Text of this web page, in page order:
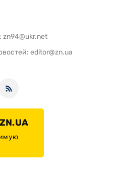
zn94@ukr.net
editor@zn.ua